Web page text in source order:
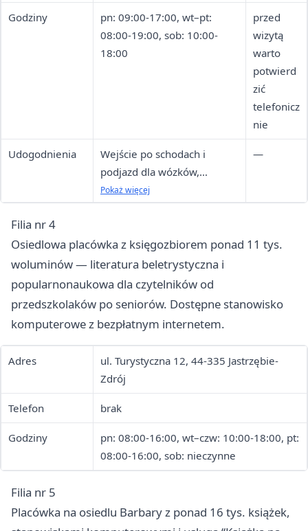
Godziny
pn: 09:00-17:00, wt–pt:
08:00-19:00, sob: 10:00-
18:00
przed
wizytą
warto
potwierd
zić
telefonicz
nie
Udogodnienia
Wejście po schodach i
podjazd dla wózków,
TOTUPOINT, stanowiska dla
niewidomych
Pokaż więcej
—
Filia nr 4
Osiedlowa placówka z księgozbiorem ponad 11 tys.
woluminów — literatura beletrystyczna i
popularnonaukowa dla czytelników od
przedszkolaków po seniorów. Dostępne stanowisko
komputerowe z bezpłatnym internetem.
Adres
ul. Turystyczna 12, 44-335 Jastrzębie-
Zdrój
Telefon brak
Godziny
pn: 08:00-16:00, wt–czw: 10:00-18:00, pt:
08:00-16:00, sob: nieczynne
Filia nr 5
Placówka na osiedlu Barbary z ponad 16 tys. książek,